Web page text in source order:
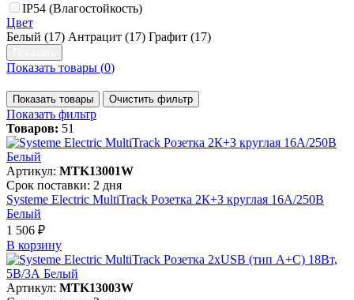
IP54 (Влагостойкость)
Цвет
Белый (17) Антрацит (17) Графит (17)
Показать товары (0)
Показать товары Очистить фильтр
Показать фильтр
Товаров: 51
Артикул: MTK13001W
Срок поставки: 2 дня
Systeme Electric MultiTrack Розетка 2К+З круглая 16А/250В
Белый
1 506 ₽
В корзинy
Артикул: MTK13003W